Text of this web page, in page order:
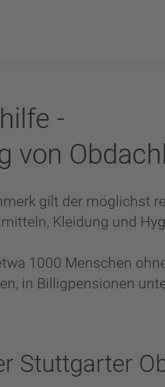
-
von
gilt der möglichst
Kleidung und
1000 Menschen
in Billigpensionen
Stuttgarter